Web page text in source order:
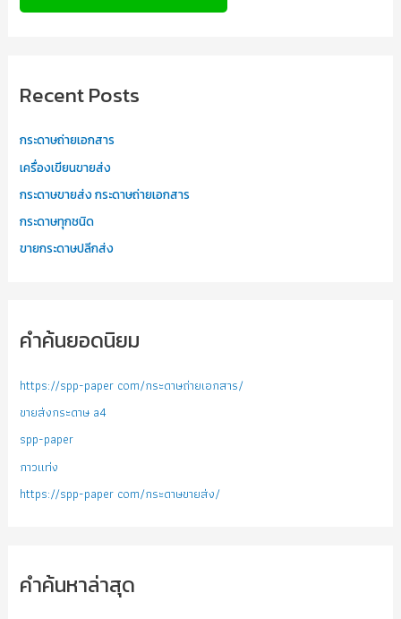
Recent Posts
กระดาษถ่ายเอกสาร
เครื่องเขียนขายส่ง
กระดาษขายส่ง กระดาษถ่ายเอกสาร
กระดาษทุกชนิด
ขายกระดาษปลีกส่ง
คำค้นยอดนิยม
https://spp-paper com/กระดาษถ่ายเอกสาร/
ขายส่งกระดาษ a4
spp-paper
กาวแท่ง
https://spp-paper com/กระดาษขายส่ง/
คำค้นหาล่าสุด